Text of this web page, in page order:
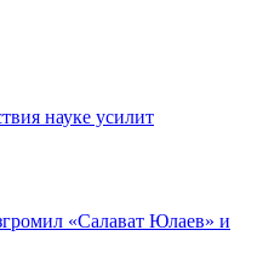
науке усилит
«Салават Юлаев» и